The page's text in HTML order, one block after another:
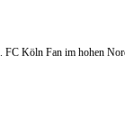
Köln Fan im hohen